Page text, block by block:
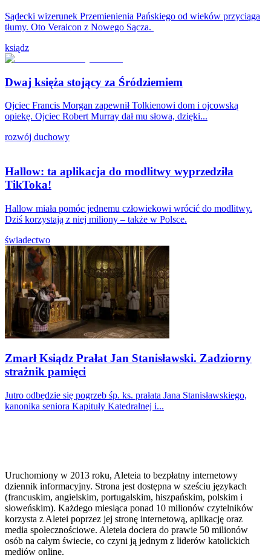
Sądecki wizerunek Przemienienia Pańskiego od wieków przyciąga
tłumy. Oto Veraicon z Nowego Sącza.
ksiądz
Dwaj księża stojący za Śródziemiem
Ojciec Francis Morgan zapewnił Tolkienowi dom i ojcowską
opiekę. Ojciec Robert Murray dał mu słowa, dzięki...
rozwój duchowy
Hallow: ta aplikacja do modlitwy wyprzedziła
TikToka!
Hallow miała pomóc jednemu człowiekowi wrócić do modlitwy.
Dziś korzystają z niej miliony – także w Polsce.
świadectwo
Zmarł Ksiądz Prałat Jan Stanisławski. Zadziorny
strażnik pamięci
Jutro odbędzie się pogrzeb śp. ks. prałata Jana Stanisławskiego,
kanonika seniora Kapituły Katedralnej i...
Uruchomiony w 2013 roku, Aleteia to bezpłatny internetowy
dziennik informacyjny. Strona jest dostępna w sześciu językach
(francuskim, angielskim, portugalskim, hiszpańskim, polskim i
słoweńskim). Każdego miesiąca ponad 10 milionów czytelników
korzysta z Aletei poprzez jej stronę internetową, aplikację oraz
media społecznościowe. Aleteia dociera do prawie 50 milionów
osób na całym świecie, co czyni ją jednym z liderów katolickich
mediów online.